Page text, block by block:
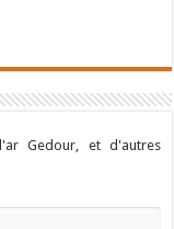
Gedour, et d'autres